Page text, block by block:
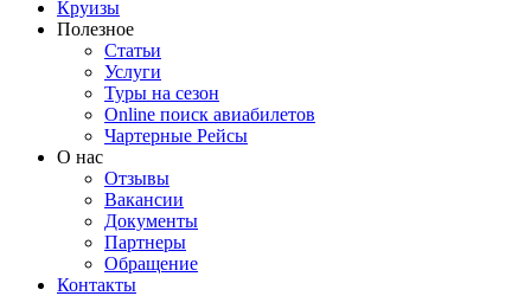
Круизы
Полезное
Статьи
Услуги
Туры на сезон
Online поиск авиабилетов
Чартерные Рейсы
О нас
Отзывы
Вакансии
Документы
Партнеры
Обращение
Контакты